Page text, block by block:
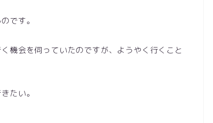
です。
機会を伺っていたのですが、ようやく行くこと
たい。